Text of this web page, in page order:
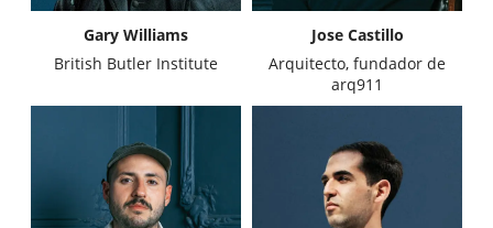
Gary Williams
British Butler Institute
Jose Castillo
Arquitecto, fundador de
arq911